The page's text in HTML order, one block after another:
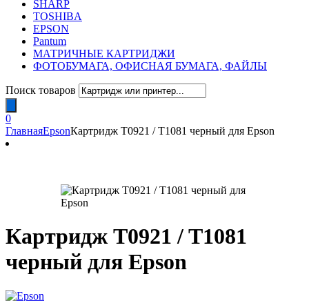
SHARP
TOSHIBA
EPSON
Pantum
МАТРИЧНЫЕ КАРТРИДЖИ
ФОТОБУМАГА, ОФИСНАЯ БУМАГА, ФАЙЛЫ
Поиск товаров
0
ГлавнаяEpsonКартридж T0921 / T1081 черный для Epson
Картридж T0921 / T1081
черный для Epson